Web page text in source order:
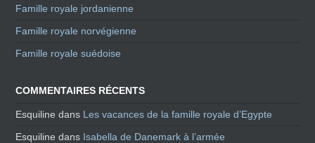
Famille royale jordanienne
Famille royale norvégienne
Famille royale suédoise
COMMENTAIRES RÉCENTS
Esquiline dans Les vacances de la famille royale d’Egypte
Esquiline dans Isabella de Danemark à l’armée